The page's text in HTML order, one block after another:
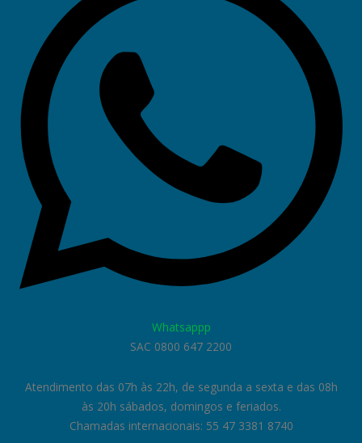
Whatsappp
SAC 0800 647 2200
Atendimento das 07h às 22h, de segunda a sexta e das 08h
às 20h sábados, domingos e feriados.
Chamadas internacionais: 55 47 3381 8740